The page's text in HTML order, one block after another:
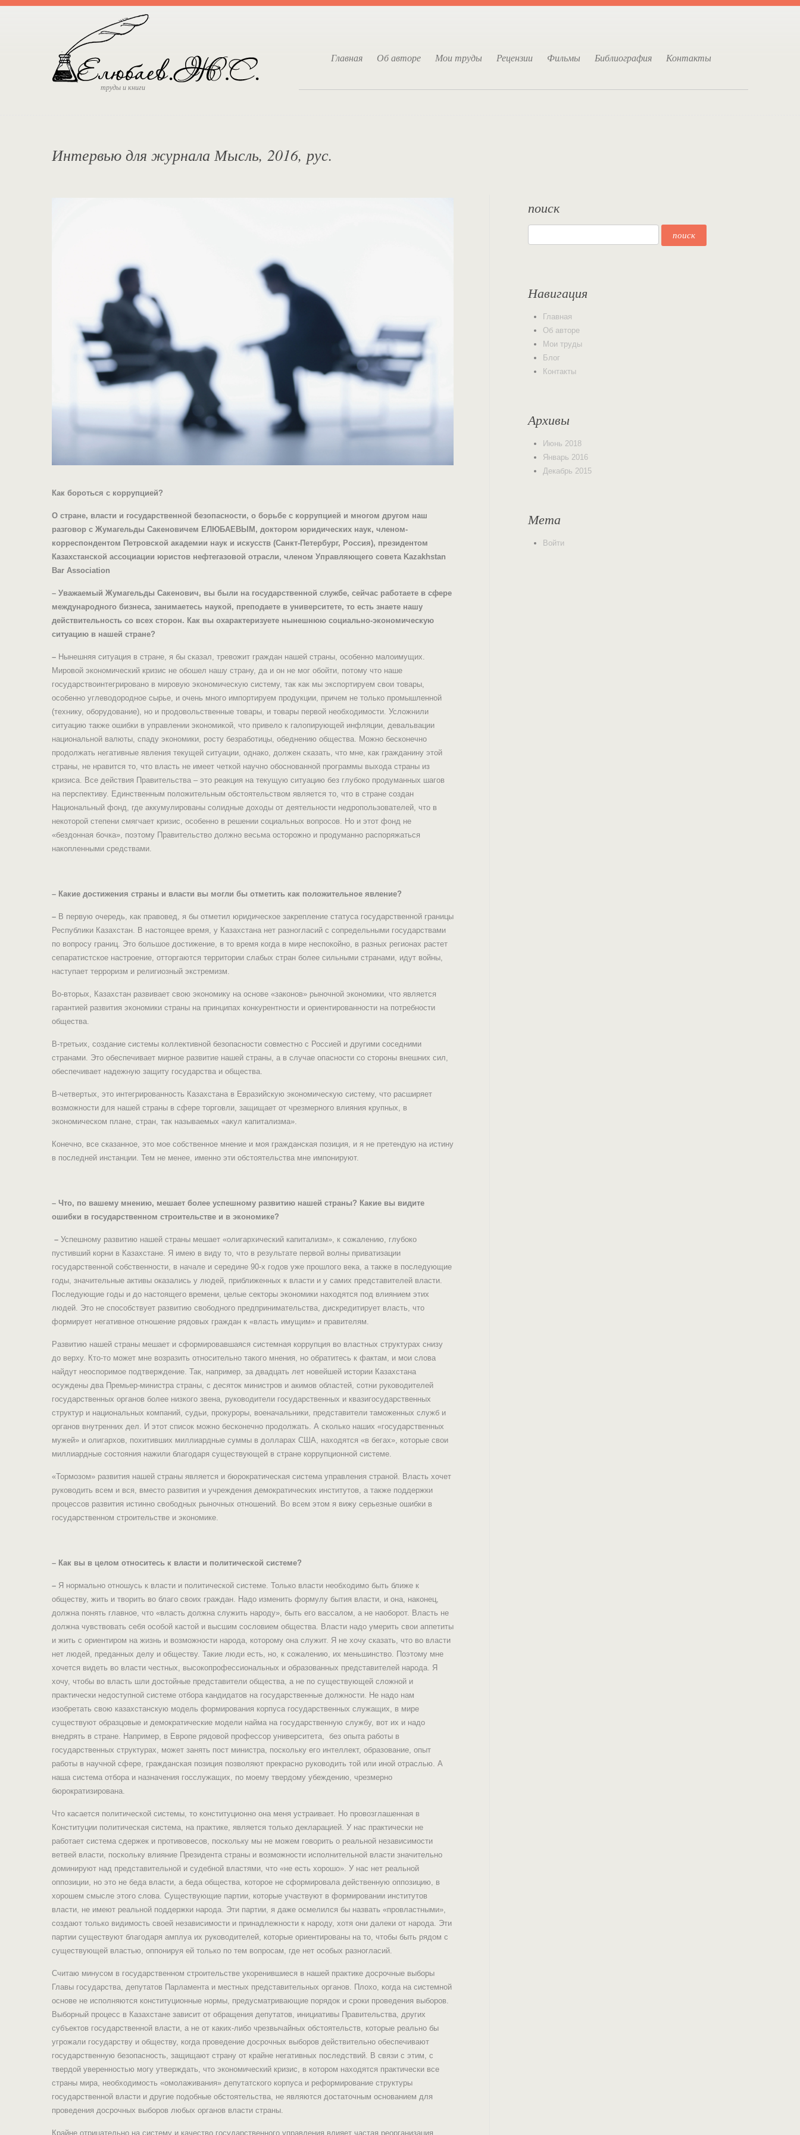
труды и книги
Главная Об авторе Мои труды Рецензии Фильмы Библиография Контакты
Интервью для журнала Мысль, 2016, рус.
Как бороться с коррупцией?
О стране, власти и государственной безопасности, о борьбе с коррупцией и многом другом наш
разговор с Жумагельды Сакеновичем ЕЛЮБАЕВЫМ, доктором юридических наук, членом-
корреспондентом Петровской академии наук и искусств (Санкт-Петербург, Россия), президентом
Казахстанской ассоциации юристов нефтегазовой отрасли, членом Управляющего совета Kazakhstan
Bar Association
– Уважаемый Жумагельды Сакенович, вы были на государственной службе, сейчас работаете в сфере
международного бизнеса, занимаетесь наукой, преподаете в университете, то есть знаете нашу
действительность со всех сторон. Как вы охарактеризуете нынешнюю социально-экономическую
ситуацию в нашей стране?
– Нынешняя ситуация в стране, я бы сказал, тревожит граждан нашей страны, особенно малоимущих.
Мировой экономический кризис не обошел нашу страну, да и он не мог обойти, потому что наше
государствоинтегрировано в мировую экономическую систему, так как мы экспортируем свои товары,
особенно углеводородное сырье, и очень много импортируем продукции, причем не только промышленной
(технику, оборудование), но и продовольственные товары, и товары первой необходимости. Усложнили
ситуацию также ошибки в управлении экономикой, что привело к галопирующей инфляции, девальвации
национальной валюты, спаду экономики, росту безработицы, обеднению общества. Можно бесконечно
продолжать негативные явления текущей ситуации, однако, должен сказать, что мне, как гражданину этой
страны, не нравится то, что власть не имеет четкой научно обоснованной программы выхода страны из
кризиса. Все действия Правительства – это реакция на текущую ситуацию без глубоко продуманных шагов
на перспективу. Единственным положительным обстоятельством является то, что в стране создан
Национальный фонд, где аккумулированы солидные доходы от деятельности недропользователей, что в
некоторой степени смягчает кризис, особенно в решении социальных вопросов. Но и этот фонд не
«бездонная бочка», поэтому Правительство должно весьма осторожно и продуманно распоряжаться
накопленными средствами.
– Какие достижения страны и власти вы могли бы отметить как положительное явление?
– В первую очередь, как правовед, я бы отметил юридическое закрепление статуса государственной границы
Республики Казахстан. В настоящее время, у Казахстана нет разногласий с сопредельными государствами
по вопросу границ. Это большое достижение, в то время когда в мире неспокойно, в разных регионах растет
сепаратистское настроение, отторгаются территории слабых стран более сильными странами, идут войны,
наступает терроризм и религиозный экстремизм.
Во-вторых, Казахстан развивает свою экономику на основе «законов» рыночной экономики, что является
гарантией развития экономики страны на принципах конкурентности и ориентированности на потребности
общества.
В-третьих, создание системы коллективной безопасности совместно с Россией и другими соседними
странами. Это обеспечивает мирное развитие нашей страны, а в случае опасности со стороны внешних сил,
обеспечивает надежную защиту государства и общества.
В-четвертых, это интегрированность Казахстана в Евразийскую экономическую систему, что расширяет
возможности для нашей страны в сфере торговли, защищает от чрезмерного влияния крупных, в
экономическом плане, стран, так называемых «акул капитализма».
Конечно, все сказанное, это мое собственное мнение и моя гражданская позиция, и я не претендую на истину
в последней инстанции. Тем не менее, именно эти обстоятельства мне импонируют.
– Что, по вашему мнению, мешает более успешному развитию нашей страны? Какие вы видите
ошибки в государственном строительстве и в экономике?
– Успешному развитию нашей страны мешает «олигархический капитализм», к сожалению, глубоко
пустивший корни в Казахстане. Я имею в виду то, что в результате первой волны приватизации
государственной собственности, в начале и середине 90-х годов уже прошлого века, а также в последующие
годы, значительные активы оказались у людей, приближенных к власти и у самих представителей власти.
Последующие годы и до настоящего времени, целые секторы экономики находятся под влиянием этих
людей. Это не способствует развитию свободного предпринимательства, дискредитирует власть, что
формирует негативное отношение рядовых граждан к «власть имущим» и правителям.
Развитию нашей страны мешает и сформировавшаяся системная коррупция во властных структурах снизу
до верху. Кто-то может мне возразить относительно такого мнения, но обратитесь к фактам, и мои слова
найдут неоспоримое подтверждение. Так, например, за двадцать лет новейшей истории Казахстана
осуждены два Премьер-министра страны, с десяток министров и акимов областей, сотни руководителей
государственных органов более низкого звена, руководители государственных и квазигосударственных
структур и национальных компаний, судьи, прокуроры, военачальники, представители таможенных служб и
органов внутренних дел. И этот список можно бесконечно продолжать. А сколько наших «государственных
мужей» и олигархов, похитивших миллиардные суммы в долларах США, находятся «в бегах», которые свои
миллиардные состояния нажили благодаря существующей в стране коррупционной системе.
«Тормозом» развития нашей страны является и бюрократическая система управления страной. Власть хочет
руководить всем и вся, вместо развития и учреждения демократических институтов, а также поддержки
процессов развития истинно свободных рыночных отношений. Во всем этом я вижу серьезные ошибки в
государственном строительстве и экономике.
– Как вы в целом относитесь к власти и политической системе?
– Я нормально отношусь к власти и политической системе. Только власти необходимо быть ближе к
обществу, жить и творить во благо своих граждан. Надо изменить формулу бытия власти, и она, наконец,
должна понять главное, что «власть должна служить народу», быть его вассалом, а не наоборот. Власть не
должна чувствовать себя особой кастой и высшим сословием общества. Власти надо умерить свои аппетиты
и жить с ориентиром на жизнь и возможности народа, которому она служит. Я не хочу сказать, что во власти
нет людей, преданных делу и обществу. Такие люди есть, но, к сожалению, их меньшинство. Поэтому мне
хочется видеть во власти честных, высокопрофессиональных и образованных представителей народа. Я
хочу, чтобы во власть шли достойные представители общества, а не по существующей сложной и
практически недоступной системе отбора кандидатов на государственные должности. Не надо нам
изобретать свою казахстанскую модель формирования корпуса государственных служащих, в мире
существуют образцовые и демократические модели найма на государственную службу, вот их и надо
внедрять в стране. Например, в Европе рядовой профессор университета, без опыта работы в
государственных структурах, может занять пост министра, поскольку его интеллект, образование, опыт
работы в научной сфере, гражданская позиция позволяют прекрасно руководить той или иной отраслью. А
наша система отбора и назначения госслужащих, по моему твердому убеждению, чрезмерно
бюрократизирована.
Что касается политической системы, то конституционно она меня устраивает. Но провозглашенная в
Конституции политическая система, на практике, является только декларацией. У нас практически не
работает система сдержек и противовесов, поскольку мы не можем говорить о реальной независимости
ветвей власти, поскольку влияние Президента страны и возможности исполнительной власти значительно
доминируют над представительной и судебной властями, что «не есть хорошо». У нас нет реальной
оппозиции, но это не беда власти, а беда общества, которое не сформировала действенную оппозицию, в
хорошем смысле этого слова. Существующие партии, которые участвуют в формировании институтов
власти, не имеют реальной поддержки народа. Эти партии, я даже осмелился бы назвать «провластными»,
создают только видимость своей независимости и принадлежности к народу, хотя они далеки от народа. Эти
партии существуют благодаря амплуа их руководителей, которые ориентированы на то, чтобы быть рядом с
существующей властью, оппонируя ей только по тем вопросам, где нет особых разногласий.
Считаю минусом в государственном строительстве укоренившиеся в нашей практике досрочные выборы
Главы государства, депутатов Парламента и местных представительных органов. Плохо, когда на системной
основе не исполняются конституционные нормы, предусматривающие порядок и сроки проведения выборов.
Выборный процесс в Казахстане зависит от обращения депутатов, инициативы Правительства, других
субъектов государственной власти, а не от каких-либо чрезвычайных обстоятельств, которые реально бы
угрожали государству и обществу, когда проведение досрочных выборов действительно обеспечивают
государственную безопасность, защищают страну от крайне негативных последствий. В связи с этим, с
твердой уверенностью могу утверждать, что экономический кризис, в котором находятся практически все
страны мира, необходимость «омолаживания» депутатского корпуса и реформирование структуры
государственной власти и другие подобные обстоятельства, не являются достаточным основанием для
проведения досрочных выборов любых органов власти страны.
Крайне отрицательно на систему и качество государственного управления влияет частая реорганизация
поиск
Навигация
Главная
Об авторе
Мои труды
Блог
Контакты
Архивы
Июнь 2018
Январь 2016
Декабрь 2015
Мета
Войти